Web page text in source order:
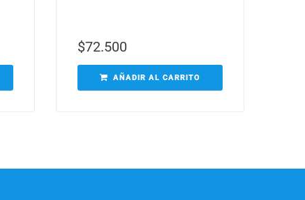
$72.500
AÑADIR AL CARRITO